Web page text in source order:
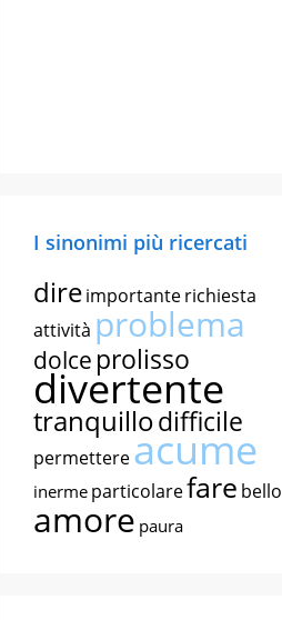
I sinonimi più ricercati
direimportanterichiesta
attività problema
dolce prolisso
divertente
tranquillodifficile
permettereacume
inerme particolarefare bello
amore paura